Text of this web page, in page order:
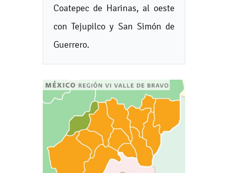
Coatepec de Harinas, al oeste
con Tejupilco y San Simón de
Guerrero.